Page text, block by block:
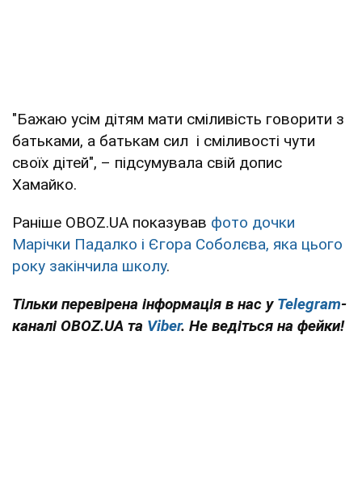
"Бажаю усім дітям мати сміливість говорити з
батьками, а батькам сил і сміливості чути
своїх дітей", – підсумувала свій допис
Хамайко.
Раніше OBOZ.UA показував фото дочки
Марічки Падалко і Єгора Соболєва, яка цього
року закінчила школу.
Тільки перевірена інформація в нас у Telegram-
каналі OBOZ.UA та Viber. Не ведіться на фейки!